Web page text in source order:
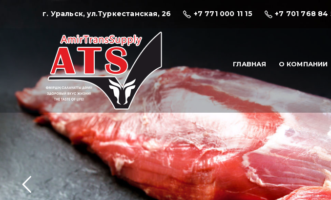
г. Уральск, ул.Туркестанская, 26 +7 771 000 11 15 +7 701 768 84
ГЛАВНАЯ О КОМПАНИИ